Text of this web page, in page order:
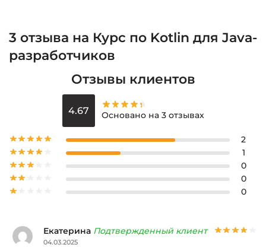
3 отзыва на Курс по Kotlin для Java-
разработчиков
Отзывы клиентов
4.67 Основано на 3 отзывах
2
1
0
0
0
Екатерина Подтвержденный клиент
04.03.2025